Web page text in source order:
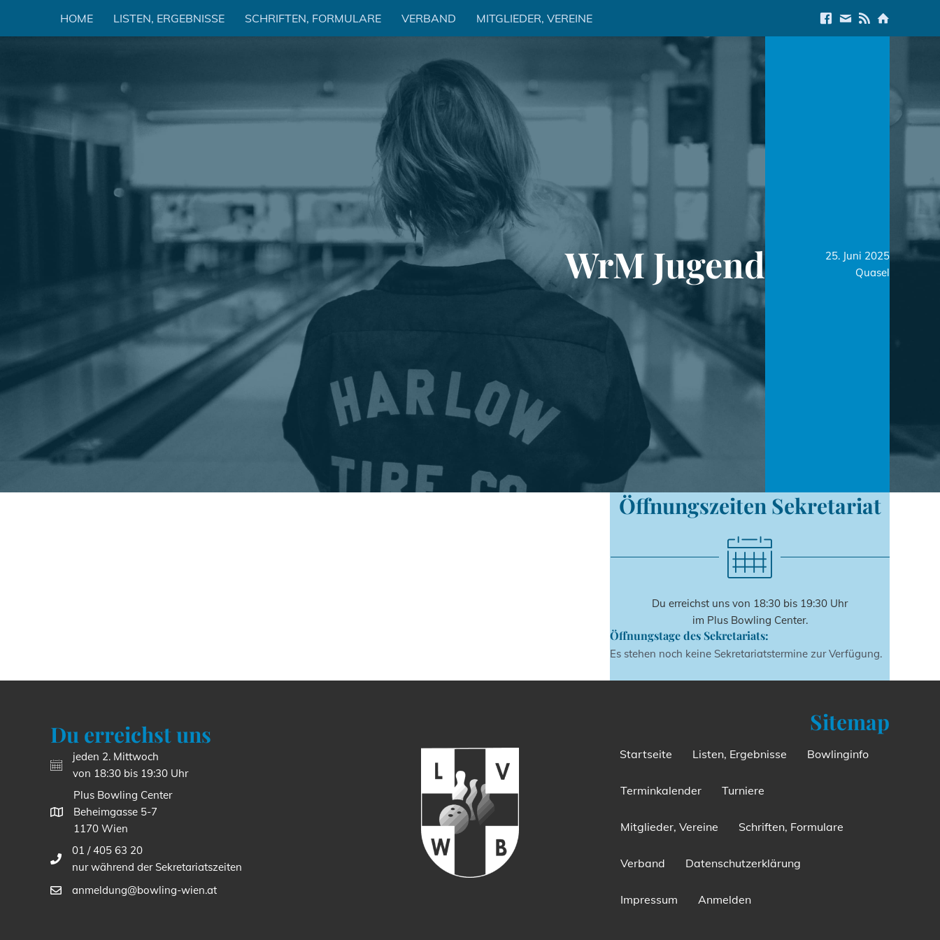
springen
HOME LISTEN, ERGEBNISSE SCHRIFTEN, FORMULARE VERBAND MITGLIEDER, VEREINE Link to Facebook
E-Mail us
Link to RSS Feed
Link to
WrM Jugend
25. Juni 2025
Quasel
Öffnungszeiten Sekretariat
Du erreichst uns von 18:30 bis 19:30 Uhr
im Plus Bowling Center.
Öffnungstage des Sekretariats:
Es stehen noch keine Sekretariatstermine zur Verfügung.
Du erreichst uns
jeden 2. Mittwoch
von 18:30 bis 19:30 Uhr
Plus Bowling Center
Beheimgasse 5-7
1170 Wien
01 / 405 63 20
nur während der Sekretariatszeiten
anmeldung@bowling-wien.at
Sitemap
Startseite Listen, Ergebnisse Bowlinginfo
Terminkalender Turniere
Mitglieder, Vereine Schriften, Formulare
Verband Datenschutzerklärung
Impressum Anmelden